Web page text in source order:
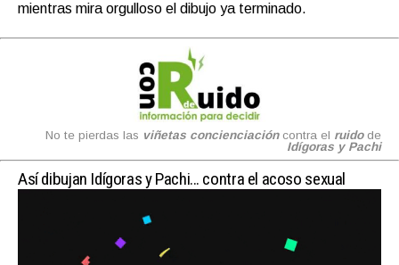
mientras mira orgulloso el dibujo ya terminado.
No te pierdas las viñetas concienciacióncontra el ruidode
Idígoras y Pachi
Así dibujan Idígoras y Pachi… contra el acoso sexual